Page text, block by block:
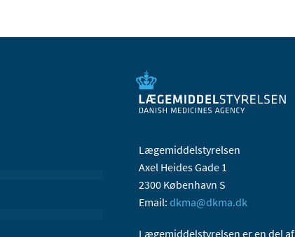
Lægemiddelstyrelsen
Axel Heides Gade 1
2300 København S
Email: dkma@dkma.dk
Lægemiddelstyrelsen er en del af